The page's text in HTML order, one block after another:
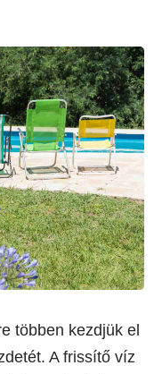
többen kezdjük el
A frissítő víz